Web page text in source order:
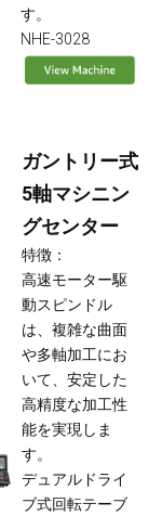
す。
NHE-3028
ガントリー式
5軸マシニン
グセンター
特徴：
高速モーター駆
動スピンドル
は、複雑な曲面
や多軸加工にお
いて、安定した
高精度な加工性
能を実現しま
す。
デュアルドライ
ブ式回転テーブ